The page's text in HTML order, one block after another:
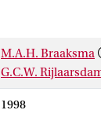
M.A.H. Braaksma
G.C.W.
1998